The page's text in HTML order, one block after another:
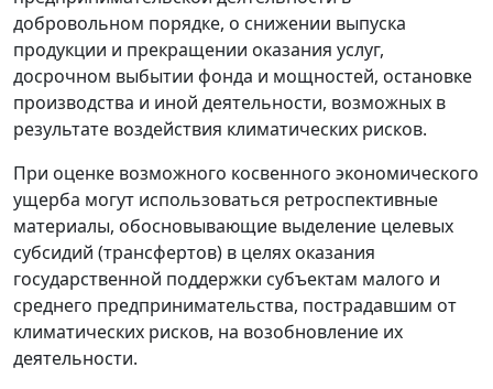
добровольном порядке, о снижении выпуска
продукции и прекращении оказания услуг,
досрочном выбытии фонда и мощностей, остановке
производства и иной деятельности, возможных в
результате воздействия климатических рисков.
При оценке возможного косвенного экономического
ущерба могут использоваться ретроспективные
материалы, обосновывающие выделение целевых
субсидий (трансфертов) в целях оказания
государственной поддержки субъектам малого и
среднего предпринимательства, пострадавшим от
климатических рисков, на возобновление их
деятельности.